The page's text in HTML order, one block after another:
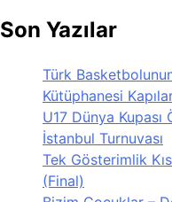
Son Yazılar
Türk
Kütüphanesi
U17 Dünya Kupası
İstanbul Turnuvası
Tek Gösterimlik
(Final)